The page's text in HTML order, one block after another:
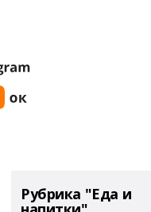
Рубрика "Еда и